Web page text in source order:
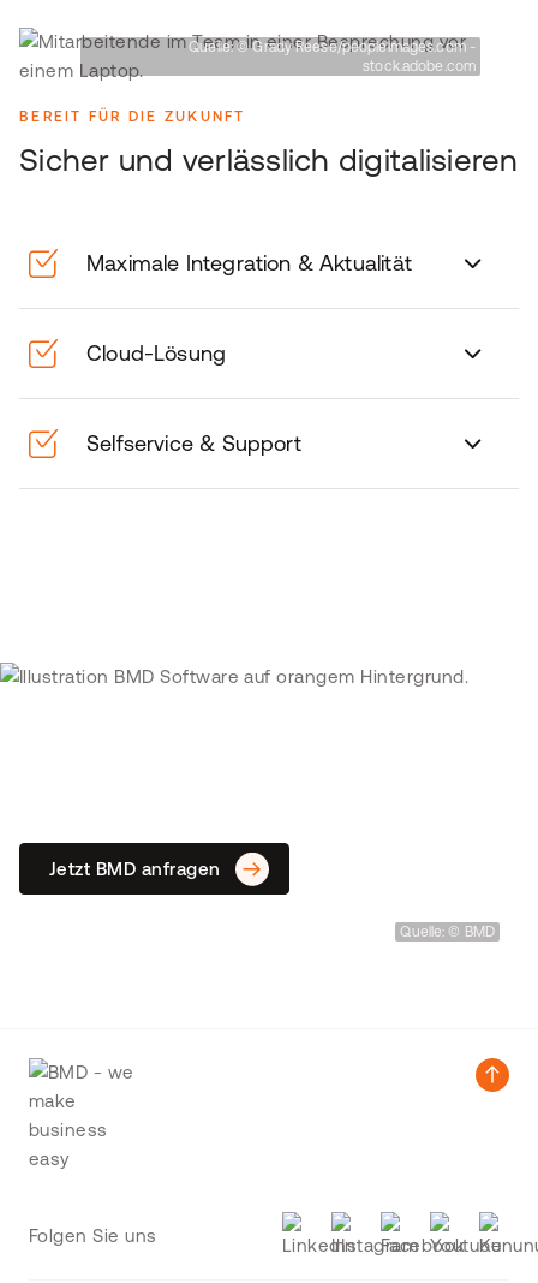
Quelle: © Grady Reese/peopleimages.com -
stock.adobe.com
BEREIT FÜR DIE ZUKUNFT
Sicher und verlässlich digitalisieren
Maximale Integration & Aktualität
Cloud-Lösung
Selfservice & Support
Quelle: © BMD
Jetzt BMD anfragen
Folgen Sie uns